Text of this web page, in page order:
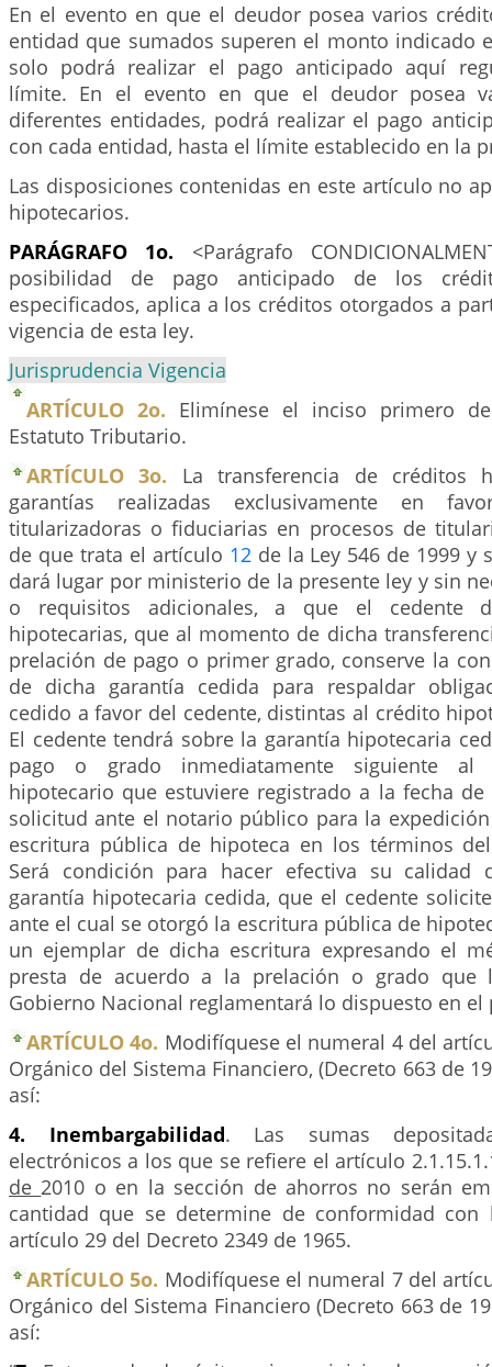
En el evento en que el deudor posea varios
entidad que sumados superen el monto indicado
solo podrá realizar el pago anticipado aquí
límite. En el evento en que el deudor posea
diferentes entidades, podrá realizar el pago
con cada entidad, hasta el límite establecido en la
Las disposiciones contenidas en este artículo no
hipotecarios.
PARÁGRAFO 1o. <Parágrafo
posibilidad de pago anticipado de los
especificados, aplica a los créditos otorgados a
vigencia de esta ley.
Jurisprudencia Vigencia
ARTÍCULO 2o. Elimínese el inciso primero
Estatuto Tributario.
ARTÍCULO 3o. La transferencia de créditos
garantías realizadas exclusivamente en
titularizadoras o fiduciarias en procesos de
de que trata el artículo 12de la Ley 546 de 1999 y
dará lugar por ministerio de la presente ley y sin
o requisitos adicionales, a que el cedente
hipotecarias, que al momento de dicha
prelación de pago o primer grado, conserve la
de dicha garantía cedida para respaldar
cedido a favor del cedente, distintas al crédito
El cedente tendrá sobre la garantía hipotecaria
pago o grado inmediatamente siguiente al
hipotecario que estuviere registrado a la fecha
solicitud ante el notario público para la
escritura pública de hipoteca en los términos
Será condición para hacer efectiva su calidad
garantía hipotecaria cedida, que el cedente
ante el cual se otorgó la escritura pública de
un ejemplar de dicha escritura expresando el
presta de acuerdo a la prelación o grado que
Gobierno Nacional reglamentará lo dispuesto en
ARTÍCULO 4o. Modifíquese el numeral 4 del
Orgánico del Sistema Financiero, (Decreto 663 de
así:
4. Inembargabilidad. Las sumas
electrónicos a los que se refiere el artículo
de 2010 o en la sección de ahorros no serán
cantidad que se determine de conformidad
artículo 29 del Decreto 2349 de 1965.
ARTÍCULO 5o. Modifíquese el numeral 7 del
Orgánico del Sistema Financiero (Decreto 663 de
así: